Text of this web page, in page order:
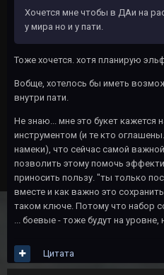
Хочется мне чтобы в ДАи на
у мира но и у пати.
Тоже хочется. хотя планирую
Вобще, хотелось бы иметь
внутри пати.
Не знаю... мне это букет кажется
инструментом (и те кто
намеки), что сейчас самой
позволить этому помочь
приносить пользу. "ты только
вместе и как важно это
таком ключе. Потому что набор
... боевые - тоже будут на
Цитата